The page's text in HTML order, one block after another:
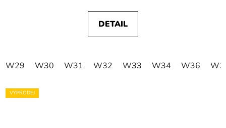
DETAIL
W29 W30 W31 W32 W33 W34 W36
VÝPRODEJ